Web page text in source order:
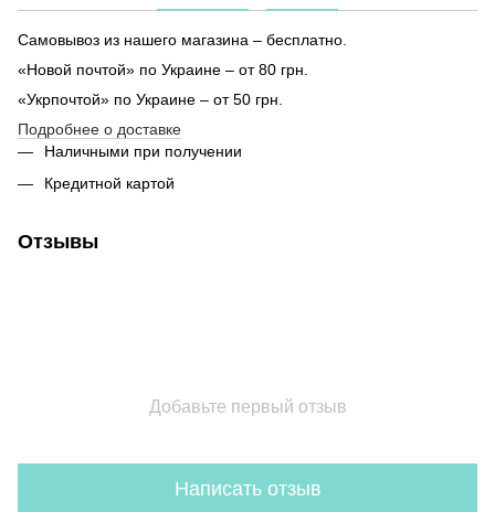
Самовывоз из нашего магазина – бесплатно.
«Новой почтой» по Украине – от 80 грн.
«Укрпочтой» по Украине – от 50 грн.
Подробнее о доставке
Наличными при получении
Кредитной картой
Отзывы
Добавьте первый отзыв
Написать отзыв